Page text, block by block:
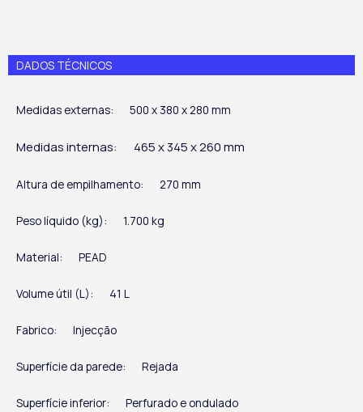
DADOS TÉCNICOS
Medidas externas: 500 x 380 x 280 mm
Medidas internas: 465 x 345 x 260 mm
Altura de empilhamento: 270 mm
Peso líquido (kg): 1.700 kg
Material: PEAD
Volume útil (L): 41 L
Fabrico: Injecção
Superfície da parede: Rejada
Superfície inferior: Perfurado e ondulado